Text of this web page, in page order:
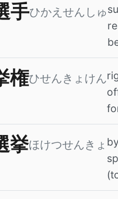
手ひかえせんしゅ
権ひせんきょけん
挙ほけつせんきょ